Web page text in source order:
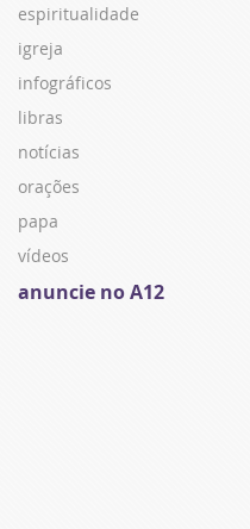
espiritualidade
igreja
infográficos
libras
notícias
orações
papa
vídeos
anuncie no A12